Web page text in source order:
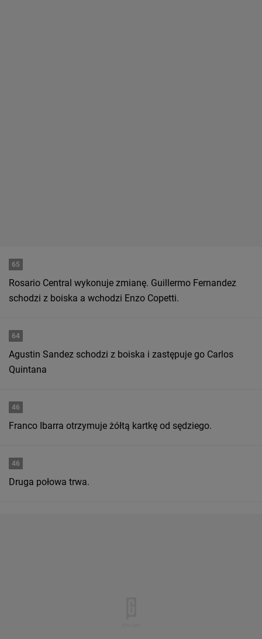
65
Rosario Central wykonuje zmianę. Guillermo Fernandez
schodzi z boiska a wchodzi Enzo Copetti.
64
Agustin Sandez schodzi z boiska i zastępuje go Carlos
Quintana
46
Franco Ibarra otrzymuje żółtą kartkę od sędziego.
46
Druga połowa trwa.